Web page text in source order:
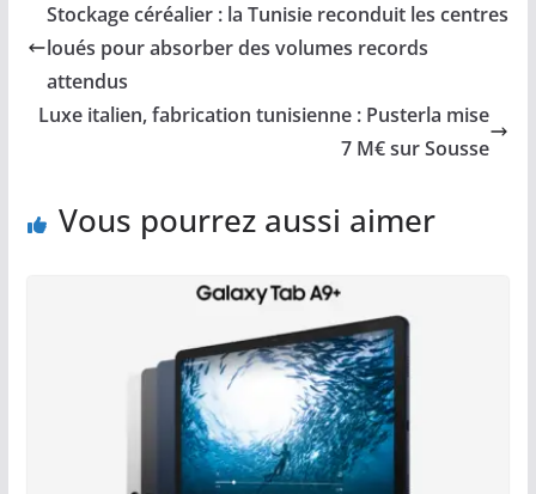
Stockage céréalier : la Tunisie reconduit les centres
loués pour absorber des volumes records
attendus
Luxe italien, fabrication tunisienne : Pusterla mise
7 M€ sur Sousse
Vous pourrez aussi aimer